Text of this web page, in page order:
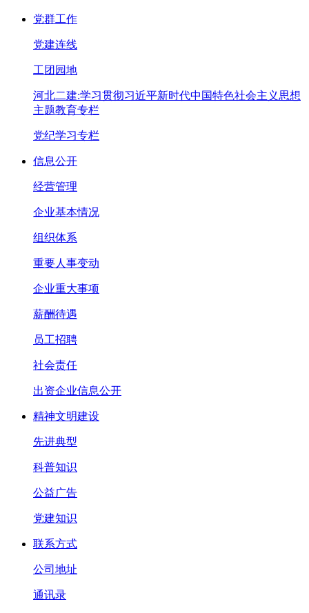
党群工作
党建连线
工团园地
河北二建:学习贯彻习近平新时代中国特色社会主义思想
主题教育专栏
党纪学习专栏
信息公开
经营管理
企业基本情况
组织体系
重要人事变动
企业重大事项
薪酬待遇
员工招聘
社会责任
出资企业信息公开
精神文明建设
先进典型
科普知识
公益广告
党建知识
联系方式
公司地址
通讯录